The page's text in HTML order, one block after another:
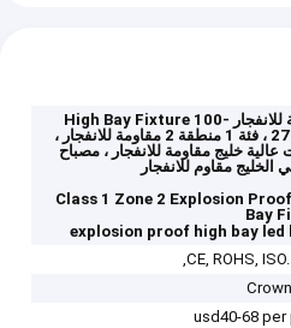
مقاومة للانفجار High Bay Fixture 100-
277VAC ، فئة 1 منطقة 2 مقاومة للانفجار ،
عالية خليج مقاومة للانفجار ، مصباح
الخليج مقاوم للانفجار
Class 1 Zone 2 Explosion
Bay
explosion proof high bay led
CE, ROHS,
usd40-68